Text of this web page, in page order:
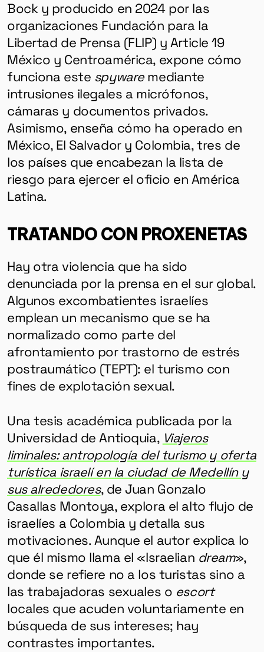
Bock y producido en 2024 por las
organizaciones Fundación para la
Libertad de Prensa (FLIP) y Article 19
México y Centroamérica, expone cómo
funciona este spywaremediante
intrusiones ilegales a micrófonos,
cámaras y documentos privados.
Asimismo, enseña cómo ha operado en
México, El Salvador y Colombia, tres de
los países que encabezan la lista de
riesgo para ejercer el oficio en América
Latina.
TRATANDO CON PROXENETAS
Hay otra violencia que ha sido
denunciada por la prensa en el sur global.
Algunos excombatientes israelíes
emplean un mecanismo que se ha
normalizado como parte del
afrontamiento por trastorno de estrés
postraumático (TEPT): el turismo con
fines de explotación sexual.
Una tesis académica publicada por la
Universidad de Antioquia, Viajeros
liminales: antropología del turismo y oferta
turística israelí en la ciudad de Medellín y
sus alrededores, de Juan Gonzalo
Casallas Montoya, explora el alto flujo de
israelíes a Colombia y detalla sus
motivaciones. Aunque el autor explica lo
que él mismo llama el «Israelian dream»,
donde se refiere no a los turistas sino a
las trabajadoras sexuales o escort
locales que acuden voluntariamente en
búsqueda de sus intereses; hay
contrastes importantes.